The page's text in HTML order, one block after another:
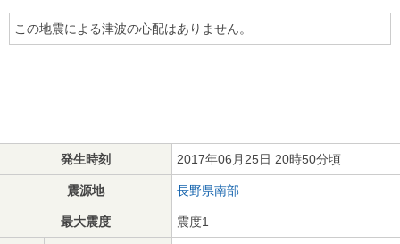
この地震による津波の心配はありません。
発生時刻 2017年06月25日 20時50分頃
震源地 長野県南部
最大震度 震度1